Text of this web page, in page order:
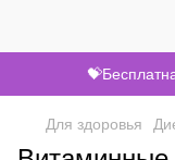
Для здоровья